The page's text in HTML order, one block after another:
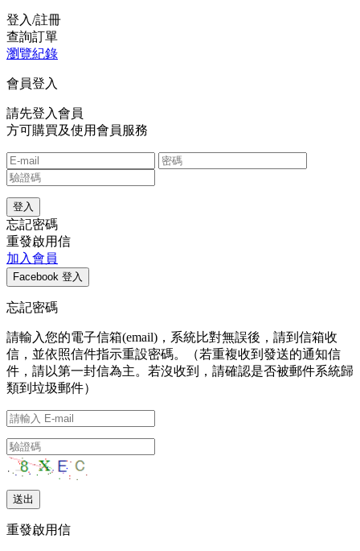
登入/註冊
查詢訂單
瀏覽紀錄
會員登入
請先登入會員
方可購買及使用會員服務
忘記密碼
重發啟用信
加入會員
忘記密碼
請輸入您的電子信箱(email)，系統比對無誤後，請到信箱收
信，並依照信件指示重設密碼。（若重複收到發送的通知信
件，請以第一封信為主。若沒收到，請確認是否被郵件系統歸
類到垃圾郵件）
重發啟用信